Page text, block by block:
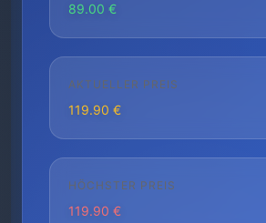
89.00 €
AKTUELLER PREIS
119.90 €
HÖCHSTER PREIS
119.90 €